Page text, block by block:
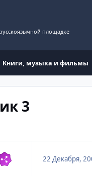
площадке
Книги, музыка и фильмы
3
22 Декабря,